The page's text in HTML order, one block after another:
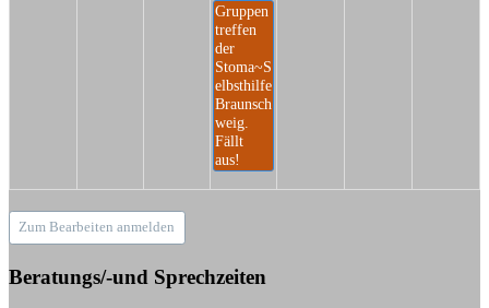
Gruppen
treffen
der
Stoma~S
elbsthilfe
Braunsch
weig.
Fällt
aus!
Zum Bearbeiten anmelden
Beratungs/-und Sprechzeiten